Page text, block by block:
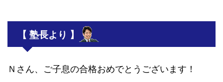
【 塾長より 】
Ｎさん、ご子息の合格おめでとうございます！